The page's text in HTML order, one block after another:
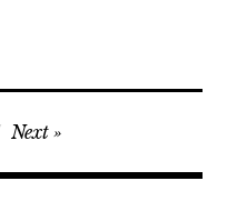
Next